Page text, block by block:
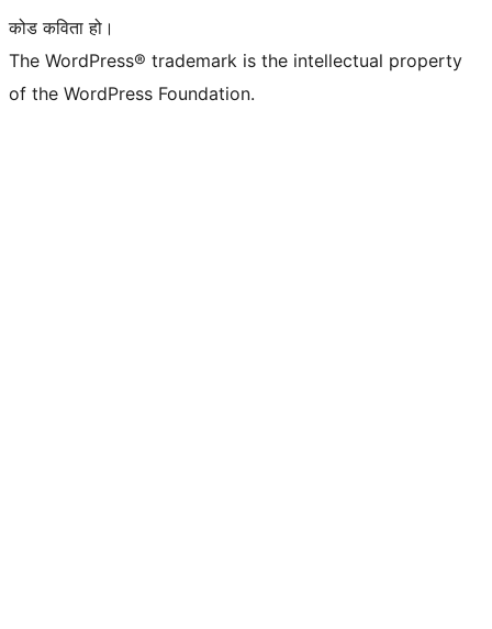
कोड कविता हो।
The WordPress® trademark is the intellectual property
of the WordPress Foundation.